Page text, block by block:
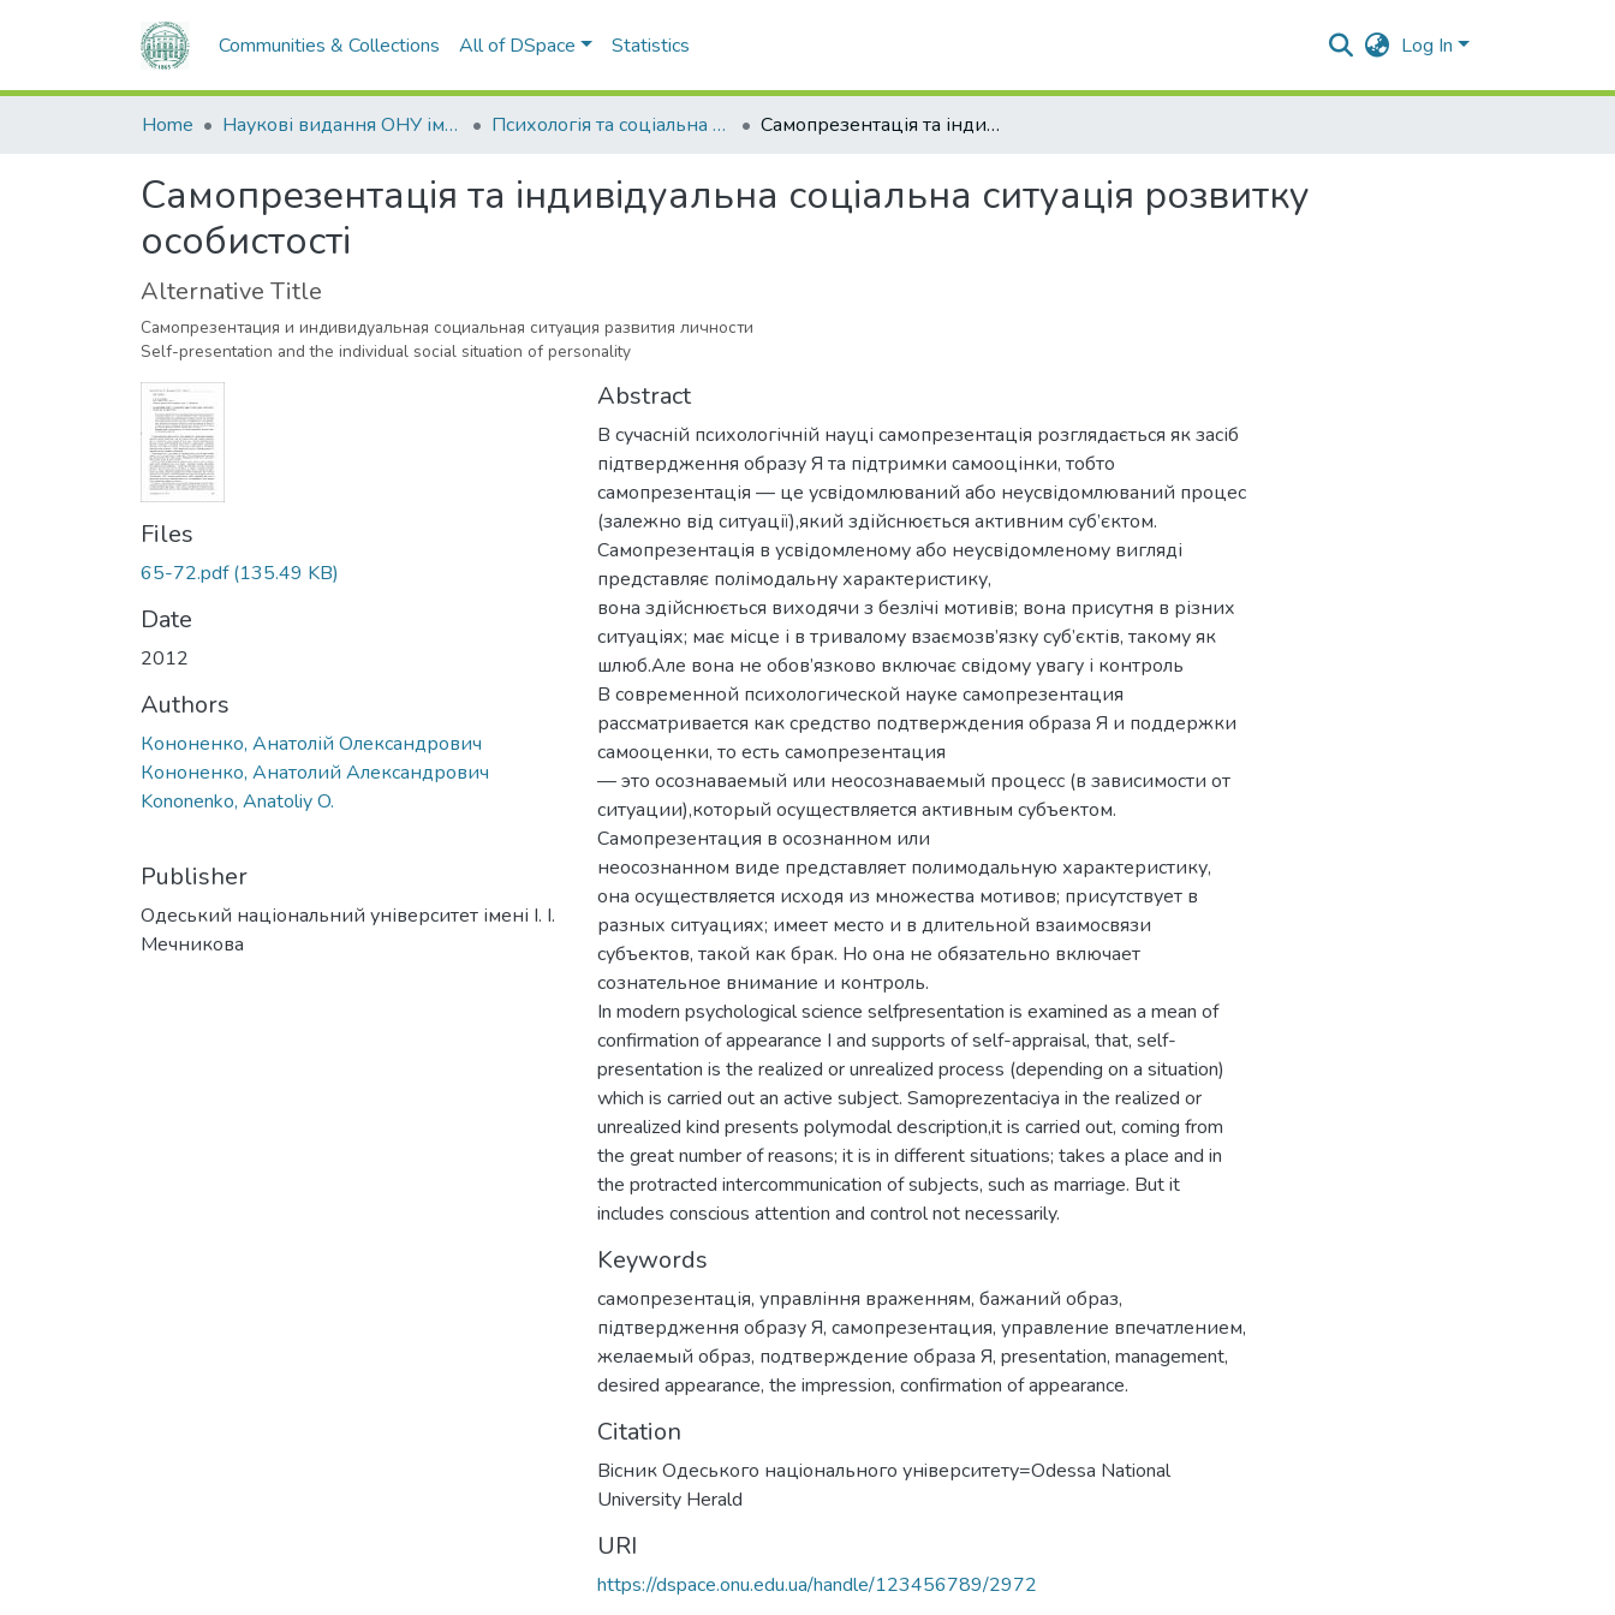
Communities & Collections All of DSpace Statistics Log In
Home Наукові видання ОНУ імені І. І. Мечникова Психологія та соціальна робота Самопрезентація та індивідуальна соціальна ситуація розвитку особистості
Самопрезентація та індивідуальна соціальна ситуація розвитку
особистості
Alternative Title
Самопрезентация и индивидуальная социальная ситуация развития личности
Self-presentation and the individual social situation of personality
Files
65-72.pdf(135.49 KB)
Date
2012
Authors
Кононенко, Анатолій Олександрович
Кононенко, Анатолий Александрович
Kononenko, Anatoliy O.
Publisher
Одеський національний університет імені І. І.
Мечникова
Abstract
В сучасній психологічній науці самопрезентація розглядається як засіб
підтвердження образу Я та підтримки самооцінки, тобто
самопрезентація — це усвідомлюваний або неусвідомлюваний процес
(залежно від ситуації),який здійснюється активним суб’єктом.
Самопрезентація в усвідомленому або неусвідомленому вигляді
представляє полімодальну характеристику,
вона здійснюється виходячи з безлічі мотивів; вона присутня в різних
ситуаціях; має місце і в тривалому взаємозв’язку суб’єктів, такому як
шлюб.Але вона не обов’язково включає свідому увагу і контроль
В современной психологической науке самопрезентация
рассматривается как средство подтверждения образа Я и поддержки
самооценки, то есть самопрезентация
— это осознаваемый или неосознаваемый процесс (в зависимости от
ситуации),который осуществляется активным субъектом.
Самопрезентация в осознанном или
неосознанном виде представляет полимодальную характеристику,
она осуществляется исходя из множества мотивов; присутствует в
разных ситуациях; имеет место и в длительной взаимосвязи
субъектов, такой как брак. Но она не обязательно включает
сознательное внимание и контроль.
In modern psychological science selfpresentation is examined as a mean of
confirmation of appearance I and supports of self-appraisal, that, self-
presentation is the realized or unrealized process (depending on a situation)
which is carried out an active subject. Samoprezentaciya in the realized or
unrealized kind presents polymodal description,it is carried out, coming from
the great number of reasons; it is in different situations; takes a place and in
the protracted intercommunication of subjects, such as marriage. But it
includes conscious attention and control not necessarily.
Keywords
самопрезентація, управління враженням, бажаний образ,
підтвердження образу Я, самопрезентация, управление впечатлением,
желаемый образ, подтверждение образа Я, presentation, management,
desired appearance, the impression, confirmation of appearance.
Citation
Вiсник Одеського нацiонального унiверситету=Odessa National
University Herald
URI
https://dspace.onu.edu.ua/handle/123456789/2972